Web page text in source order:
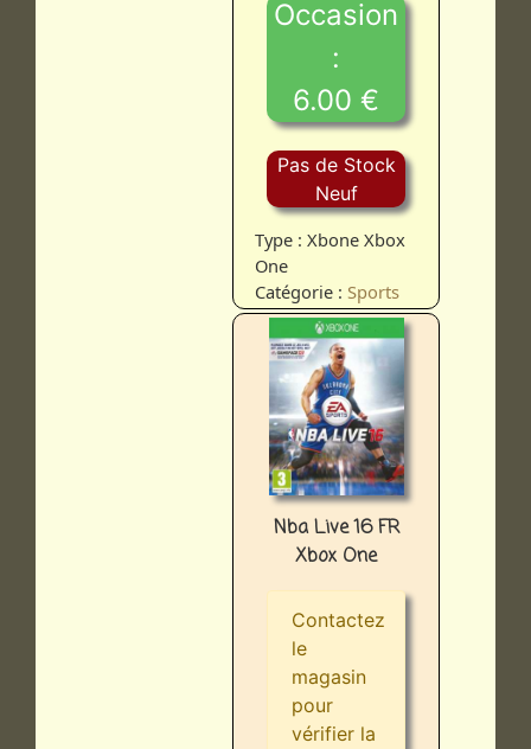
Occasion
:
6.00 €
Pas de Stock
Neuf
Type : Xbone Xbox
One
Catégorie : Sports
Nba Live 16 FR
Xbox One
Contactez
le
magasin
pour
vérifier la